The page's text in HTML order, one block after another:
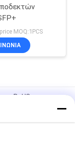
MOQ:1PCS
RoHS
LC DOM